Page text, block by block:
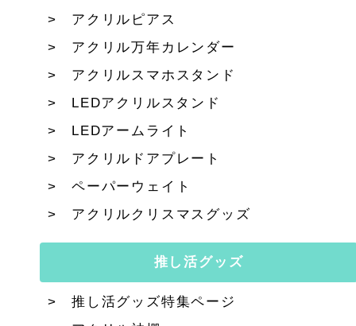
アクリルピアス
アクリル万年カレンダー
アクリルスマホスタンド
LEDアクリルスタンド
LEDアームライト
アクリルドアプレート
ペーパーウェイト
アクリルクリスマスグッズ
推し活グッズ
推し活グッズ特集ページ